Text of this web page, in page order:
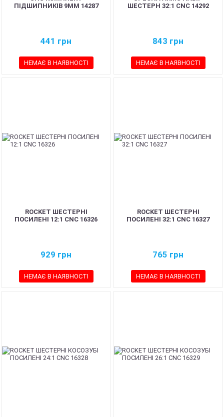
ПІДШИПНИКІВ 9MM 14287
441 грн
НЕМАЄ В НАЯВНОСТІ
ШЕСТЕРН 32:1 CNC 14292
843 грн
НЕМАЄ В НАЯВНОСТІ
ROCKET ШЕСТЕРНІ
ПОСИЛЕНІ 12:1 CNC 16326
929 грн
НЕМАЄ В НАЯВНОСТІ
ROCKET ШЕСТЕРНІ
ПОСИЛЕНІ 32:1 CNC 16327
765 грн
НЕМАЄ В НАЯВНОСТІ